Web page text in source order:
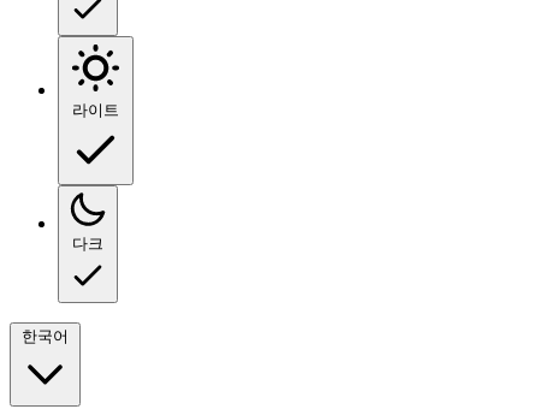
라이트
다크
한국어